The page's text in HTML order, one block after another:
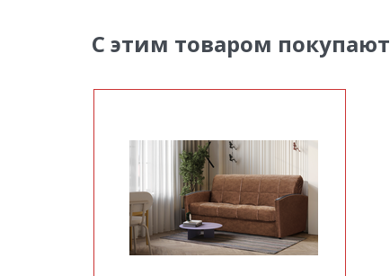
С этим товаром покупают